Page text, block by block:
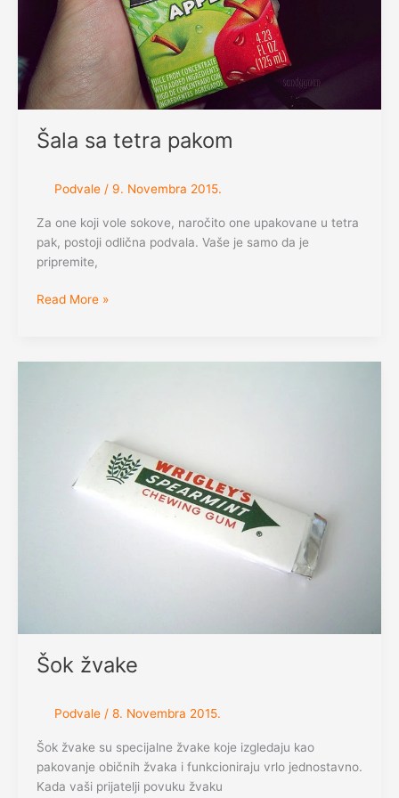
Šala sa tetra pakom
Podvale/ 9. Novembra 2015.
Za one koji vole sokove, naročito one upakovane u tetra
pak, postoji odlična podvala. Vaše je samo da je
pripremite,
Šala
Read More »
Šok žvake
Podvale/ 8. Novembra 2015.
Šok žvake su specijalne žvake koje izgledaju kao
pakovanje običnih žvaka i funkcioniraju vrlo jednostavno.
Kada vaši prijatelji povuku žvaku